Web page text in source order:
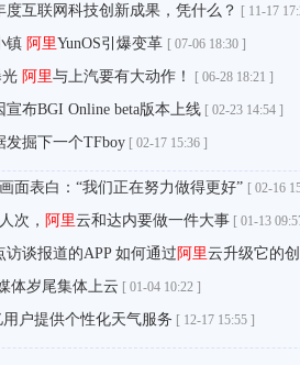
度互联网科技创新成果，凭什么？ [ 11-17
镇 阿里YunOS引爆变革 [ 07-06 18:30 ]
光 阿里与上汽要有大动作！ [ 06-28 18:21 ]
布BGI Online beta版本上线 [ 02-23 14:54 ]
发掘下一个TFboy [ 02-17 15:36 ]
面表白：“我们正在努力做得更好” [ 02-16
次， 阿里云和达内要做一件大事 [ 01-13
谈报道的APP 如何通过 阿里云升级它的
体岁尾集体上云 [ 01-04 10:22 ]
户提供个性化天气服务 [ 12-17 15:55 ]